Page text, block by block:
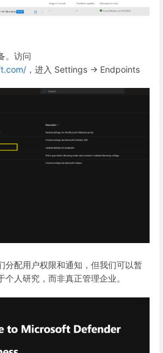
。访问
，进入 Settings -> Endpoints
分配用户权限和通知，但我们可以暂
人研究，而非真正管理企业。